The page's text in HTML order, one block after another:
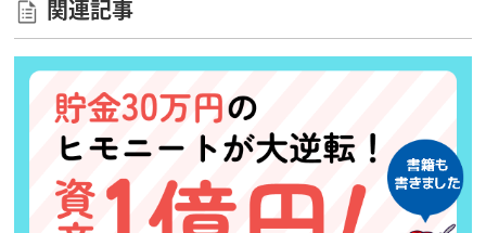
関連記事